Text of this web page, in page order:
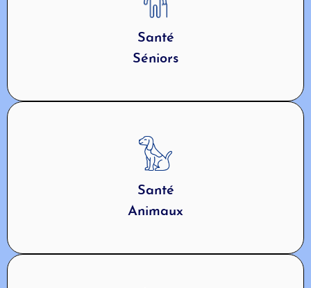
Santé
Séniors
Santé
Animaux